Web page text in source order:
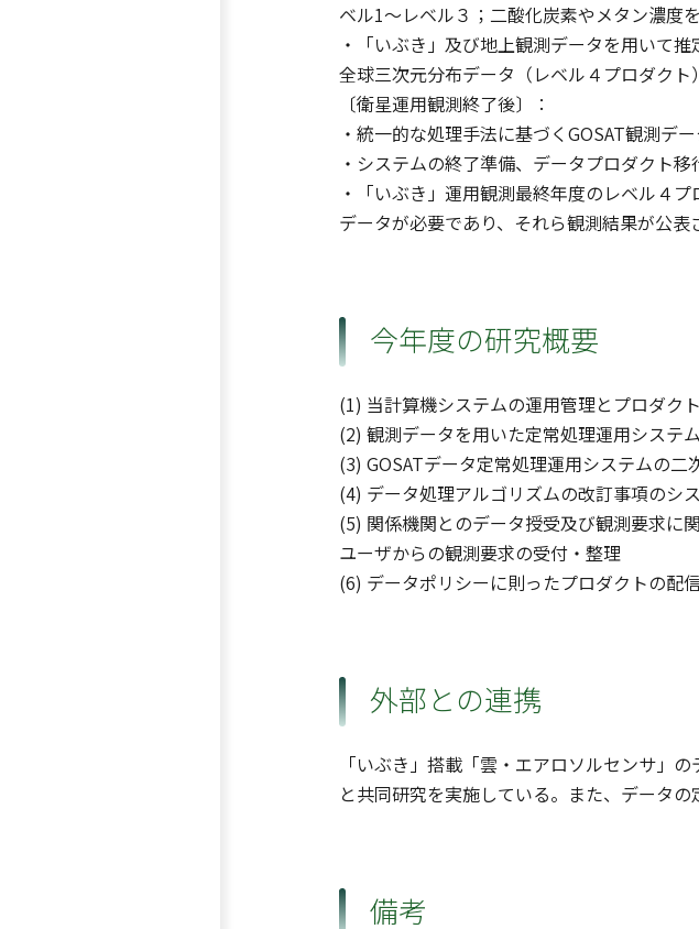
ベル1〜レベル３；二酸化炭素やメタン濃度
・「いぶき」及び地上観測データを用いて
全球三次元分布データ（レベル４プロダク
〔衛星運用観測終了後〕：
・統一的な処理手法に基づくGOSAT観測デ
・システムの終了準備、データプロダクト
・「いぶき」運用観測最終年度のレベル４
データが必要であり、それら観測結果が公
今年度の研究概要
(1) 当計算機システムの運用管理とプロダク
(2) 観測データを用いた定常処理運用システ
(3) GOSATデータ定常処理運用システムの
(4) データ処理アルゴリズムの改訂事項のシ
(5) 関係機関とのデータ授受及び観測要求に
ユーザからの観測要求の受付・整理
(6) データポリシーに則ったプロダクトの配
外部との連携
「いぶき」搭載「雲・エアロソルセンサ」
と共同研究を実施している。また、データ
備考